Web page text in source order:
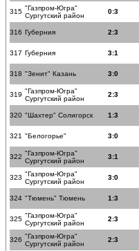
315 "Газпром-Югра"
Сургутский район
0:3
316 Губерния 2:3
317 Губерния 3:1
318 "Зенит" Казань 3:0
319 "Газпром-Югра"
Сургутский район
2:3
320 "Шахтер" Солигорск 1:3
321 "Белогорье" 3:0
322 "Газпром-Югра"
Сургутский район
3:1
323 "Газпром-Югра"
Сургутский район
3:0
324 "Тюмень" Тюмень 1:3
325 "Газпром-Югра"
Сургутский район
2:3
326 "Газпром-Югра"
Сургутский район
2:3